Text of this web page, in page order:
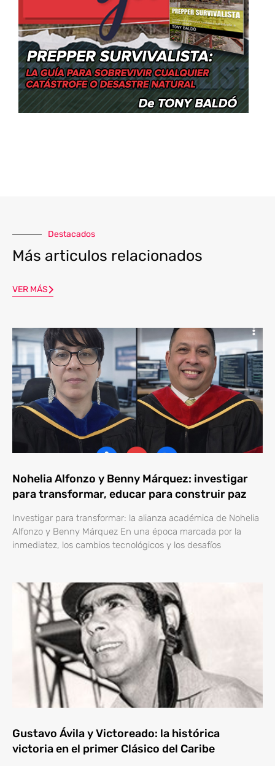
Destacados
Más articulos relacionados
VER MÁS
Nohelia Alfonzo y Benny Márquez: investigar
para transformar, educar para construir paz
Investigar para transformar: la alianza académica de Nohelia
Alfonzo y Benny Márquez En una época marcada por la
inmediatez, los cambios tecnológicos y los desafíos
Gustavo Ávila y Victoreado: la histórica
victoria en el primer Clásico del Caribe